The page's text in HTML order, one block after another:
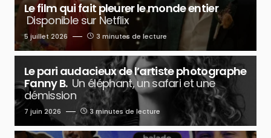
Le film qui fait pleurer le monde entier
Disponible sur Netflix
5 juillet 2026 3 minutes de lecture
Le pari audacieux de l’artiste photographe
Fanny B. Un éléphant, un safari et une
démission
7 juin 2026 3 minutes de lecture